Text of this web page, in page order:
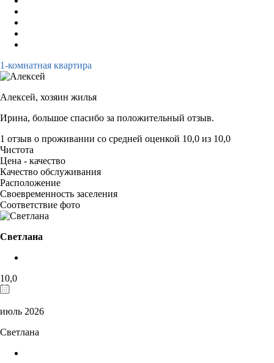
1-комнатная квартира
Алексей, хозяин жилья
Ирина, большое спасибо за положительный отзыв.
1 отзыв о проживании со средней оценкой 10,0 из 10,0
Чистота
Цена - качество
Качество обслуживания
Расположение
Своевременность заселения
Соответствие фото
Светлана
10,0
июль 2026
Светлана